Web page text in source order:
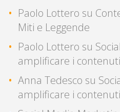
Paolo Lottero su
Miti e Leggende
Paolo Lottero su
amplificare i contenuti
Anna Tedesco su
amplificare i contenuti